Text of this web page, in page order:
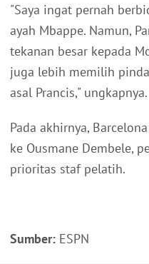
"Saya ingat pernah
ayah Mbappe. Namun,
tekanan besar kepada
juga lebih memilih
asal Prancis," ungkapnya.
Pada akhirnya,
ke Ousmane Dembele,
prioritas staf pelatih.
Sumber: ESPN